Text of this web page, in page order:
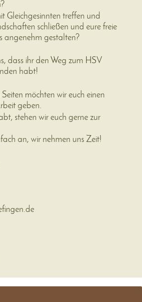
Gleichgesinnten treffen und
schließen und eure freie
angenehm gestalten?
dass ihr den Weg zum HSV
habt!
möchten wir euch einen
geben.
stehen wir euch gerne zur
an, wir nehmen uns Zeit!